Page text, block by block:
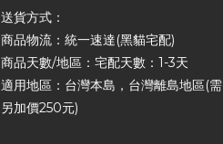
送貨方式：
商品物流：統一速達(黑貓宅配)
商品天數/地區：宅配天數：1-3天
適用地區：台灣本島，台灣離島地區(需
另加價250元)